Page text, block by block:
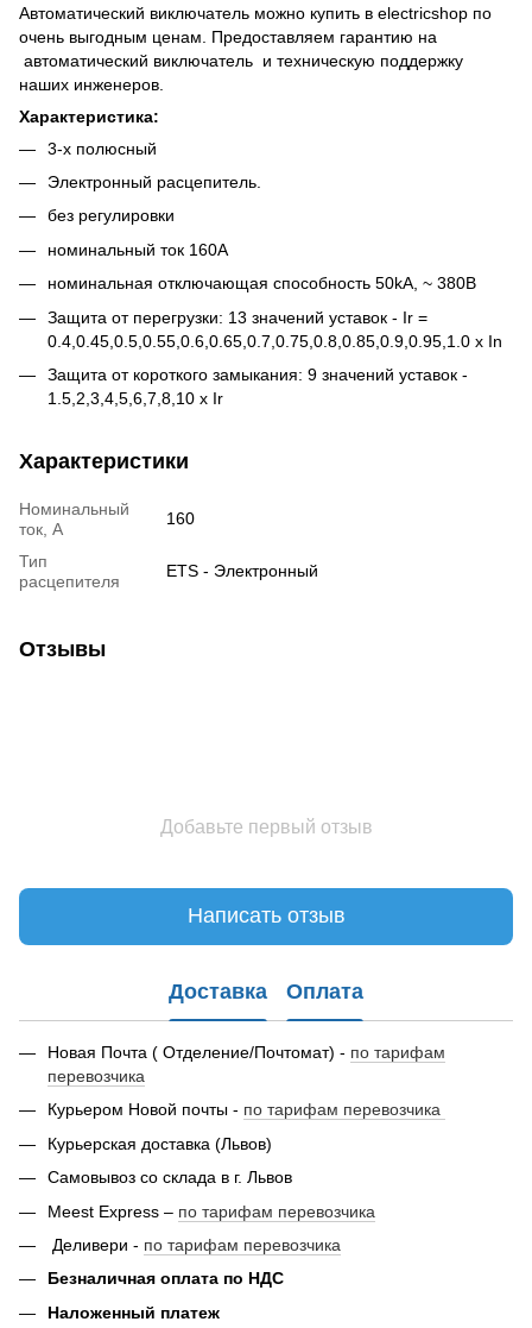
Автоматический виключатель можно купить в electricshop по
очень выгодным ценам. Предоставляем гарантию на
автоматический виключатель и техническую поддержку
наших инженеров.
Характеристика:
3-х полюсный
Электронный расцепитель.
без регулировки
номинальный ток 160A
номинальная отключающая способность 50kA, ~ 380В
Защита от перегрузки: 13 значений уставок - Ir =
0.4,0.45,0.5,0.55,0.6,0.65,0.7,0.75,0.8,0.85,0.9,0.95,1.0 x In
Защита от короткого замыкания: 9 значений уставок -
1.5,2,3,4,5,6,7,8,10 х Ir
Характеристики
Номинальный
ток, А
160
Тип
расцепителя
ETS - Электронный
Отзывы
Добавьте первый отзыв
Написать отзыв
Доставка Оплата
Новая Почта ( Отделение/Почтомат) - по тарифам
перевозчика
Курьером Новой почты - по тарифам перевозчика
Курьерская доставка (Львов)
Самовывоз со склада в г. Львов
Meest Express – по тарифам перевозчика
Деливери - по тарифам перевозчика
Безналичная оплата по НДС
Наложенный платеж